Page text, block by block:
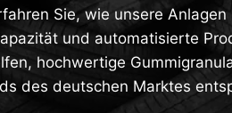
Sie, wie unsere Anlagen
und automatisierte
hochwertige
des deutschen Marktes